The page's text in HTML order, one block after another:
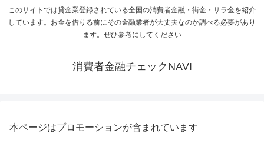
このサイトでは貸金業登録されている全国の消費者金融・街金・サラ金を紹介
しています。お金を借りる前にその金融業者が大丈夫なのか調べる必要があり
ます。ぜひ参考にしてください
消費者金融チェックNAVI
本ページはプロモーションが含まれています